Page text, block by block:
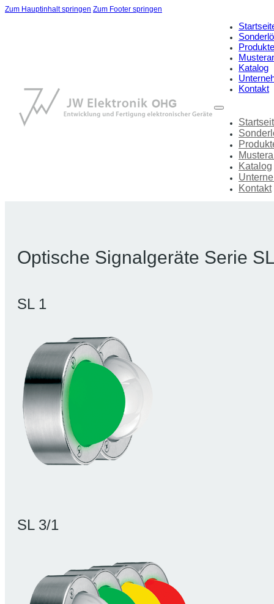
Zum Hauptinhalt springen Zum Footer springen
Produkte
Katalog
Kontakt
Katalog
Kontakt
Optische Signalgeräte Serie
SL 1
SL 3/1